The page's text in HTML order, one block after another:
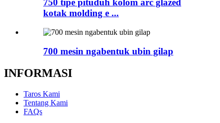
750 tipe pituduh kolom arc glazed
kotak molding e ...
700 mesin ngabentuk ubin gilap
INFORMASI
Taros Kami
Tentang Kami
FAQs